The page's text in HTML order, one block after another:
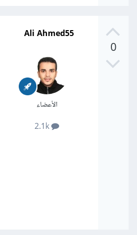
0
Ali Ahmed55
الأعضاء